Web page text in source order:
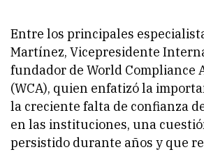
Entre los principales
Martínez, Vicepresidente
fundador de World Compliance
(WCA), quien enfatizó la
la creciente falta de confianza
en las instituciones, una
persistido durante años y que